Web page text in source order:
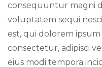
consequuntur magni
voluptatem sequi
est, qui dolorem
consectetur, adipisci
eius modi tempora